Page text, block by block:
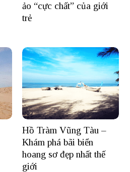
ảo “cực chất” của giới
trẻ
Hồ Tràm Vũng Tàu –
Khám phá bãi biển
hoang sơ đẹp nhất thế
giới